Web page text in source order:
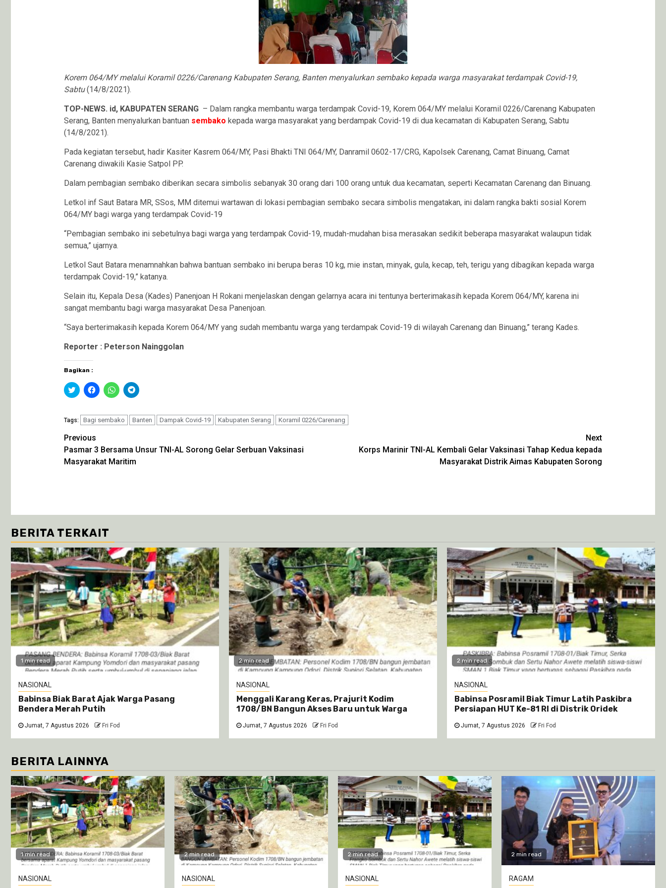
Korem 064/MY melalui Koramil 0226/Carenang Kabupaten Serang, Banten menyalurkan sembako kepada warga masyarakat terdampak Covid-19,
Sabtu(14/8/2021).
TOP-NEWS. id, KABUPATEN SERANG – Dalam rangka membantu warga terdampak Covid-19, Korem 064/MY melalui Koramil 0226/Carenang Kabupaten
Serang, Banten menyalurkan bantuan sembako kepada warga masyarakat yang berdampak Covid-19 di dua kecamatan di Kabupaten Serang, Sabtu
(14/8/2021).
Pada kegiatan tersebut, hadir Kasiter Kasrem 064/MY, Pasi Bhakti TNI 064/MY, Danramil 0602-17/CRG, Kapolsek Carenang, Camat Binuang, Camat
Carenang diwakili Kasie Satpol PP.
Dalam pembagian sembako diberikan secara simbolis sebanyak 30 orang dari 100 orang untuk dua kecamatan, seperti Kecamatan Carenang dan Binuang.
Letkol inf Saut Batara MR, SSos, MM ditemui wartawan di lokasi pembagian sembako secara simbolis mengatakan, ini dalam rangka bakti sosial Korem
064/MY bagi warga yang terdampak Covid-19
“Pembagian sembako ini sebetulnya bagi warga yang terdampak Covid-19, mudah-mudahan bisa merasakan sedikit beberapa masyarakat walaupun tidak
semua,” ujarnya.
Letkol Saut Batara menamnahkan bahwa bantuan sembako ini berupa beras 10 kg, mie instan, minyak, gula, kecap, teh, terigu yang dibagikan kepada warga
terdampak Covid-19,” katanya.
Selain itu, Kepala Desa (Kades) Panenjoan H Rokani menjelaskan dengan gelarnya acara ini tentunya berterimakasih kepada Korem 064/MY, karena ini
sangat membantu bagi warga masyarakat Desa Panenjoan.
“Saya berterimakasih kepada Korem 064/MY yang sudah membantu warga yang terdampak Covid-19 di wilayah Carenang dan Binuang,” terang Kades.
Reporter : Peterson Nainggolan
Bagikan :
Klik
untuk
Twitter(Membuka
di
jendela
yang
baru)
Klik
untuk
Facebook(Membuka
di
jendela
Klik
untuk
WhatsApp(Membuka
di
jendela
Klik
untuk
Telegram(Membuka
di
jendela
Tags: Bagi sembako Banten Dampak Covid-19 Kabupaten Serang Koramil 0226/Carenang
Continue
Reading
Previous
Pasmar 3 Bersama Unsur TNI-AL Sorong Gelar Serbuan Vaksinasi
Masyarakat Maritim
Next
Korps Marinir TNI-AL Kembali Gelar Vaksinasi Tahap Kedua kepada
Masyarakat Distrik Aimas Kabupaten Sorong
BERITA TERKAIT
1 min read
NASIONAL
Babinsa Biak Barat Ajak Warga Pasang
Bendera Merah Putih
Jumat, 7 Agustus 2026 Fri Fod
2 min read
NASIONAL
Menggali Karang Keras, Prajurit Kodim
1708/BN Bangun Akses Baru untuk Warga
Jumat, 7 Agustus 2026 Fri Fod
2 min read
NASIONAL
Babinsa Posramil Biak Timur Latih Paskibra
Persiapan HUT Ke-81 RI di Distrik Oridek
Jumat, 7 Agustus 2026 Fri Fod
BERITA LAINNYA
1 min read
NASIONAL
2 min read
NASIONAL
2 min read
NASIONAL
2 min read
RAGAM